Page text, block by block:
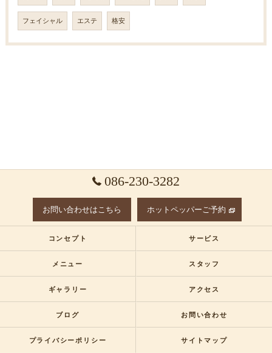
フェイシャル エステ 格安
086-230-3282
お問い合わせはこちら ホットペッパーご予約
コンセプト サービス
メニュー スタッフ
ギャラリー アクセス
ブログ お問い合わせ
プライバシーポリシー サイトマップ